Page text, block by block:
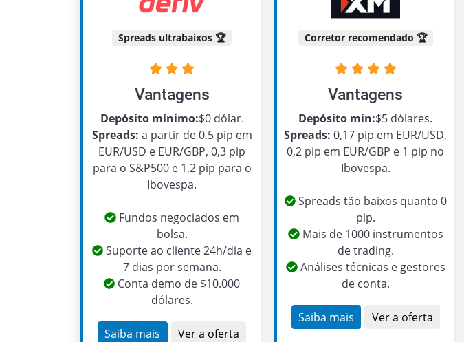
Spreads ultrabaixos 🏆
Vantagens
Depósito mínimo:$0 dólar.
Spreads: a partir de 0,5 pip em
EUR/USD e EUR/GBP, 0,3 pip
para o S&P500 e 1,2 pip para o
Ibovespa.
Fundos negociados em
bolsa.
Suporte ao cliente 24h/dia e
7 dias por semana.
Conta demo de $10.000
dólares.
Saiba mais Ver a oferta
Corretor recomendado 🏆
Vantagens
Depósito min:$5 dólares.
Spreads: 0,17 pip em EUR/USD,
0,2 pip em EUR/GBP e 1 pip no
Ibovespa.
Spreads tão baixos quanto 0
pip.
Mais de 1000 instrumentos
de trading.
Análises técnicas e gestores
de conta.
Saiba mais Ver a oferta